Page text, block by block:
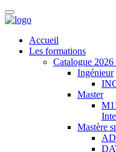
Accueil
Les formations
Catalogue
Ingénieur
Master
Mastère